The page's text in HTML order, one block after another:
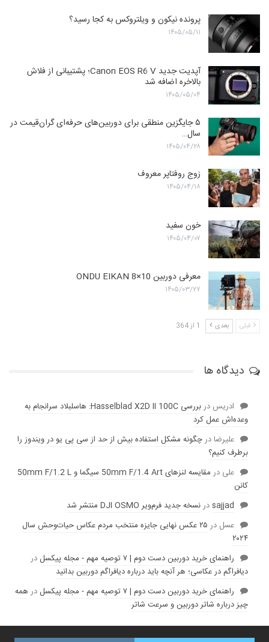
پرونده نیکون و ویلتروکس به کجا رسید؟
۱۴۰۵/۰۵/۱۱
آپدیت جدید Canon EOS R6 V؛ پشتیبانی از فلاش
بالاخره اضافه شد
۱۴۰۵/۰۵/۰۴
۵ جایگزین منطقی برای دوربین‌های حرفه‌ای گران‌قیمت در
سال…
۱۴۰۵/۰۴/۲۸
زوج روفتاپر معروف
۱۴۰۵/۰۴/۱۸
خون سفید
۱۴۰۵/۰۴/۰۷
معرفی دوربین ONDU EIKAN 8×10
۱۴۰۵/۰۳/۲۷
قبلی بعدی 1 از 364
دیدگاه ها
ادریس در
بررسی Hasselblad X2D II 100C: هاسلبلاد سرانجام به
وعده‌‌اش عمل کرد
عليرضادرچگونه مشکل استفاده بیش از حد از سی پی یو در ویندوز را
برطرف کنیم؟
علی در
مقایسه لنز‌های 50mm F/1.4 Art سیگما و 50mm F/1.2 L
کانن
sajjadدرنسخه جدید فرم‌ویر DJI OSMO منتشر شد
عسل در
۲۵ عکس نهایی جایزه منتخب مردم عکاس حیات‌وحش سال
۲۰۲۴
راهنمای خرید دوربین دست دوم | ۷ توصیه مهم - مجله پیکسل
در
دیافراگم در عکاسی؛ هر آنچه باید درباره دیافراگم دوربین بدانید
راهنمای خرید دوربین دست دوم | ۷ توصیه مهم - مجله پیکسل
در همه
چیز درباره شاتر دوربین و سرعت شاتر